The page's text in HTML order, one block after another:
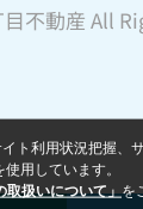
不動産 All
ト利用状況把握、
用しています。
取扱いについて」を